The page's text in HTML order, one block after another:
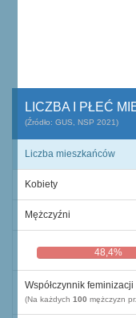
LICZBA I PŁEĆ
(Źródło: GUS, NSP 2021)
Liczba mieszkańców
Kobiety
Mężczyźni
48,4%
Współczynnik feminizacji
(Na każdych 100 mężczyzn